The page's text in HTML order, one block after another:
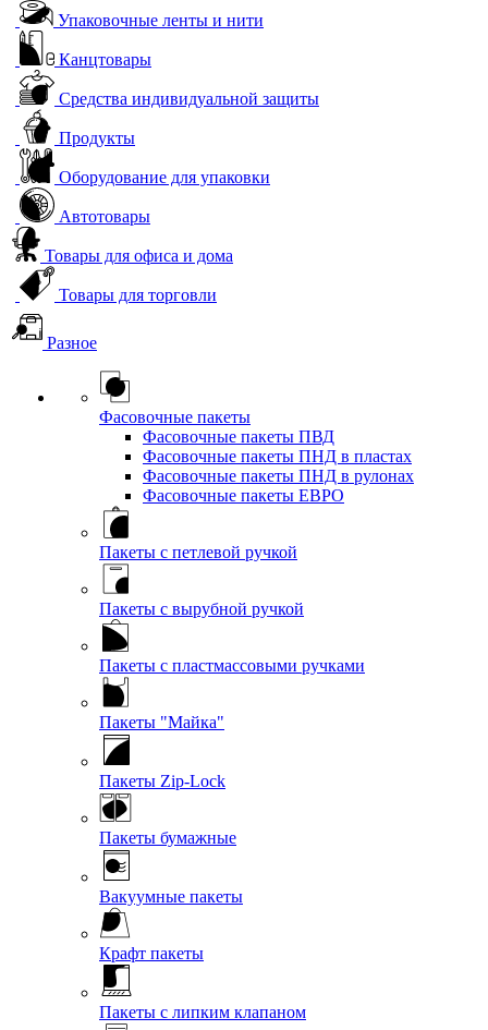
Упаковочные ленты и нити
Канцтовары
Средства индивидуальной защиты
Продукты
Оборудование для упаковки
Автотовары
Товары для офиса и дома
Товары для торговли
Разное
Фасовочные пакеты
Фасовочные пакеты ПВД
Фасовочные пакеты ПНД в пластах
Фасовочные пакеты ПНД в рулонах
Фасовочные пакеты ЕВРО
Пакеты с петлевой ручкой
Пакеты с вырубной ручкой
Пакеты с пластмассовыми ручками
Пакеты "Майка"
Пакеты Zip-Lock
Пакеты бумажные
Вакуумные пакеты
Крафт пакеты
Пакеты с липким клапаном